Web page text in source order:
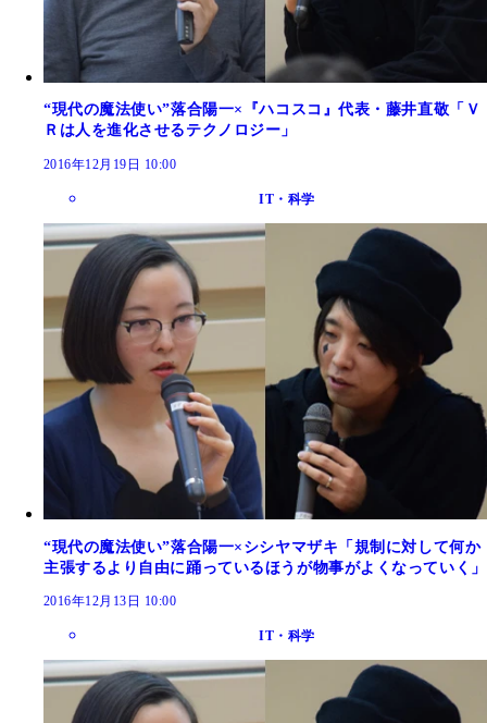
“現代の魔法使い”落合陽一×『ハコスコ』代表・藤井直敬「Ｖ
Ｒは人を進化させるテクノロジー」
2016年12月19日 10:00
IT・科学
“現代の魔法使い”落合陽一×シシヤマザキ「規制に対して何か
主張するより自由に踊っているほうが物事がよくなっていく」
2016年12月13日 10:00
IT・科学